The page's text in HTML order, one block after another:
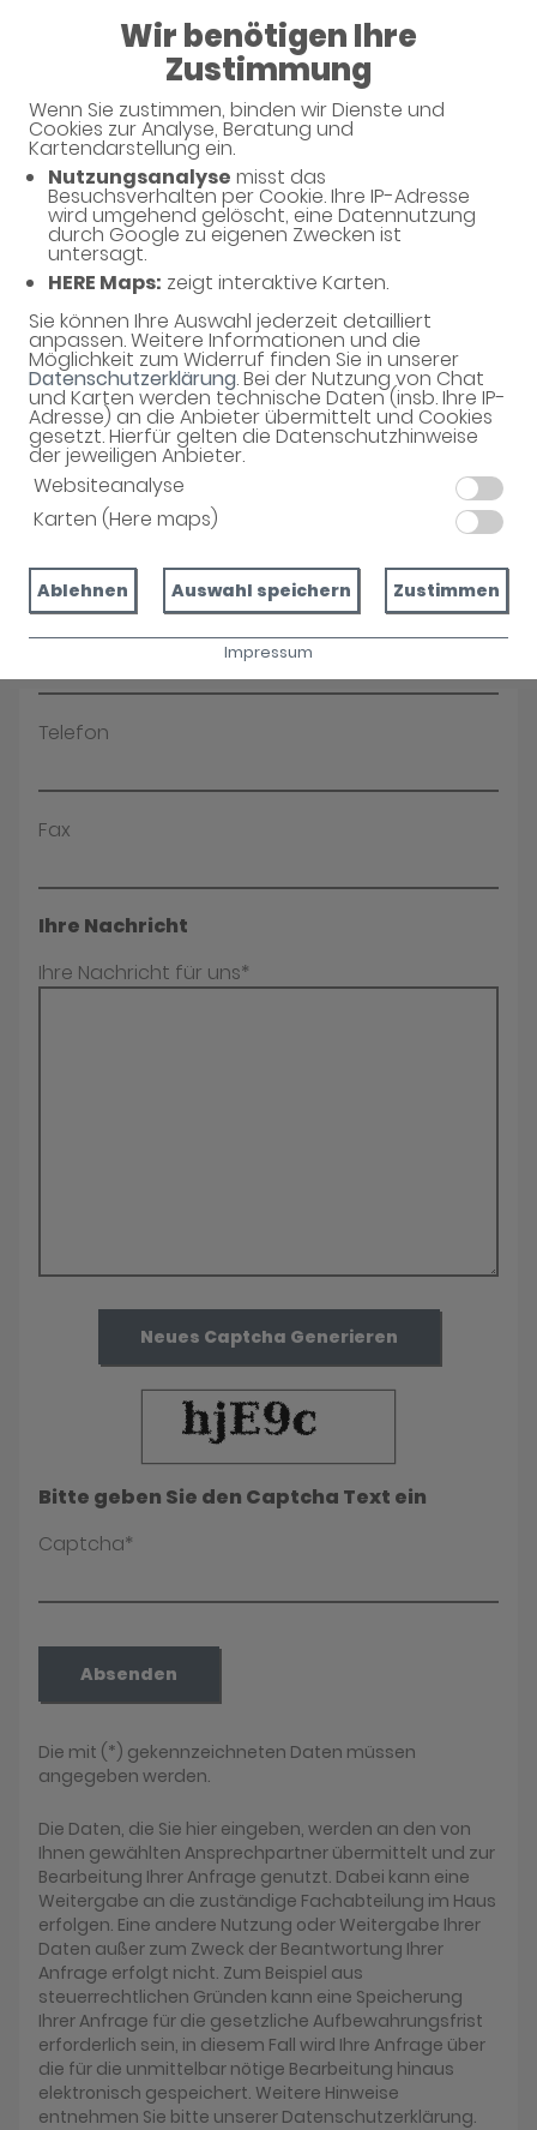
Wir benötigen Ihre
Zustimmung
Wenn Sie zustimmen, binden wir Dienste und
Cookies zur Analyse, Beratung und
Kartendarstellung ein.
Nutzungsanalyse misst das
Besuchsverhalten per Cookie. Ihre IP-Adresse
wird umgehend gelöscht, eine Datennutzung
durch Google zu eigenen Zwecken ist
untersagt.
HERE Maps: zeigt interaktive Karten.
Sie können Ihre Auswahl jederzeit detailliert
anpassen. Weitere Informationen und die
Möglichkeit zum Widerruf finden Sie in unserer
Datenschutzerklärung. Bei der Nutzung von Chat
und Karten werden technische Daten (insb. Ihre IP-
Adresse) an die Anbieter übermittelt und Cookies
gesetzt. Hierfür gelten die Datenschutzhinweise
der jeweiligen Anbieter.
Websiteanalyse
Karten (Here maps)
Ablehnen Auswahl speichern Zustimmen
Impressum
08:00 - 19:00
Haben Sie noch Fragen?
Dann schreiben Sie uns einfach eine Nachricht oder
rufen Sie uns direkt unter 03631 - 465163 an. Wir
Ihre Daten
Vorname*
E-Mail*
Telefon
Fax
Ihre Nachricht
Ihre Nachricht für uns*
Neues Captcha Generieren
Bitte geben Sie den Captcha Text ein
Captcha*
Absenden
Die mit (*) gekennzeichneten Daten müssen
angegeben werden.
Die Daten, die Sie hier eingeben, werden an den von
Ihnen gewählten Ansprechpartner übermittelt und zur
Bearbeitung Ihrer Anfrage genutzt. Dabei kann eine
Weitergabe an die zuständige Fachabteilung im Haus
erfolgen. Eine andere Nutzung oder Weitergabe Ihrer
Daten außer zum Zweck der Beantwortung Ihrer
Anfrage erfolgt nicht. Zum Beispiel aus
steuerrechtlichen Gründen kann eine Speicherung
Ihrer Anfrage für die gesetzliche Aufbewahrungsfrist
erforderlich sein, in diesem Fall wird Ihre Anfrage über
die für die unmittelbar nötige Bearbeitung hinaus
elektronisch gespeichert. Weitere Hinweise
entnehmen Sie bitte unserer Datenschutzerklärung.